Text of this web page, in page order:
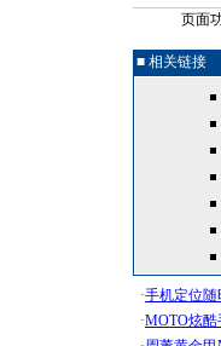
页面
■ 相关链接